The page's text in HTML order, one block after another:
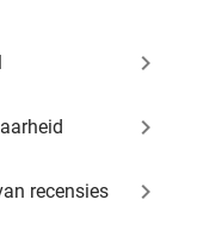
keyboard_arrow_right
keyboard_arrow_right
recensies keyboard_arrow_right